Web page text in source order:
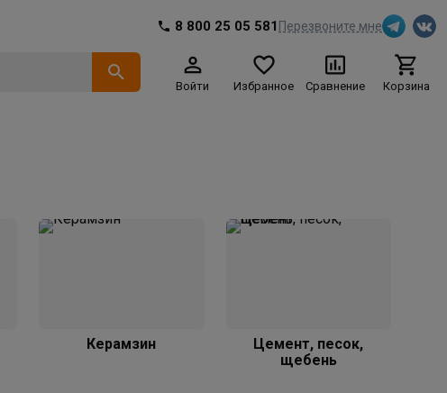
8 800 25 05 581 Перезвоните мне
Войти Избранное Сравнение Корзина
Керамзин
Цемент, песок,
щебень